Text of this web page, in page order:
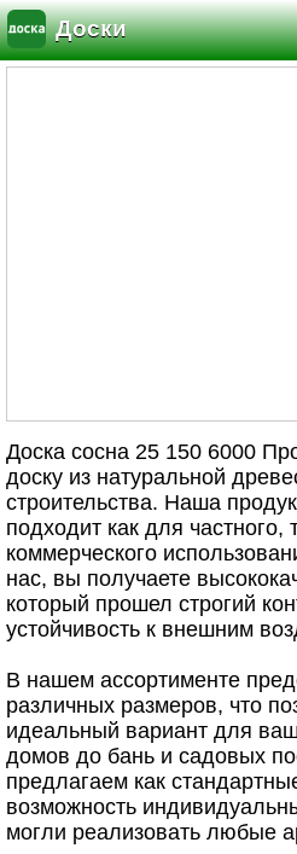
Доски
Доска сосна 25 150 6000
доску из натуральной
строительства. Наша
подходит как для частного,
коммерческого
нас, вы получаете
который прошел строгий
устойчивость к внешним
В нашем ассортименте
различных размеров, что
идеальный вариант для
домов до бань и садовых
предлагаем как
возможность
могли реализовать любые